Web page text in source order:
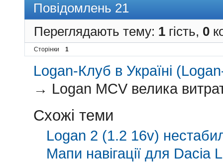
Повідомлень 21
Переглядають тему: 1 гість, 0
Сторінки 1
Logan-Клуб в Україні
→ Logan MCV велика
Схожі теми
Logan 2 (1.2 16v)
Мапи навігації для Dacia